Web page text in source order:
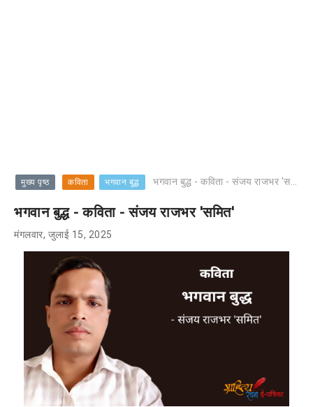
मुख्य पृष्ठ कविता भगवान बुद्ध भगवान बुद्ध - कविता - संजय राजभर 'समित'
भगवान बुद्ध - कविता - संजय राजभर 'समित'
मंगलवार, जुलाई 15, 2025